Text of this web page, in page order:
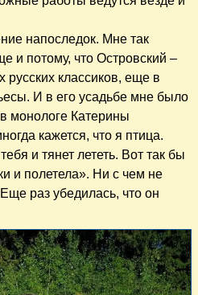
напоследок. Мне так
и потому, что Островский –
классиков, еще в
И в его усадьбе мне было
монологе Катерины
кажется, что я птица.
и тянет лететь. Вот так бы
и полетела». Ни с чем не
раз убедилась, что он